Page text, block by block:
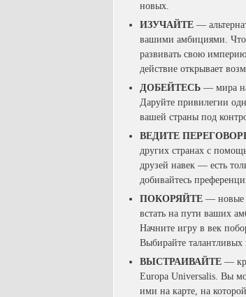
новых.
ИЗУЧАЙТЕ —
вашими амбициями. Что
развивать свою
действие открывает
ДОБЕЙТЕСЬ — мира
Даруйте привилегии
вашей страны под
ВЕДИТЕ
других странах с
друзей навек — есть
добивайтесь
ПОКОРЯЙТЕ — новые
встать на пути ваших
Начните игру в век
Выбирайте
ВЫСТРАИВАЙТЕ —
Europa Universalis. Вы
ими на карте, на